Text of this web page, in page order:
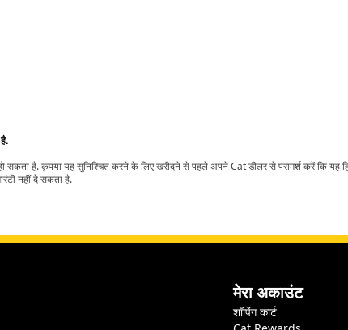
है. कृपया यह सुनिश्चित करने के लिए खरीदने से पहले अपने Cat डीलर से परामर्श करें कि यह
नहीं दे सकता है.
मेरा अकाउंट
शॉपिंग कार्ट